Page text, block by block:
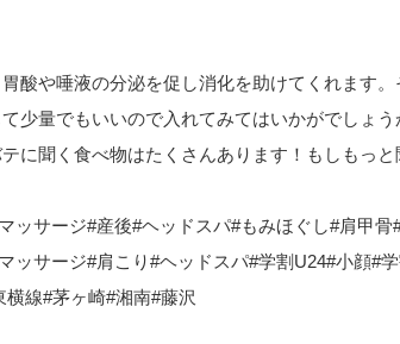
酸や唾液の分泌を促し消化を助けてくれます
少量でもいいので入れてみてはいかがでしょう
に聞く食べ物はたくさんあります！もしもっ
サージ#産後#ヘッドスパ#もみほぐし#肩甲骨
サージ#肩こり#ヘッドスパ#学割U24#小顔#
線#茅ヶ崎#湘南#藤沢